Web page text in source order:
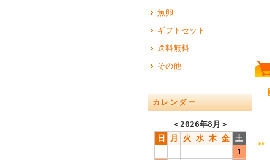
魚卵
ギフトセット
送料無料
その他
カレンダー
＜2026年8月 ＞
日
月 火 水 木 金 土
1